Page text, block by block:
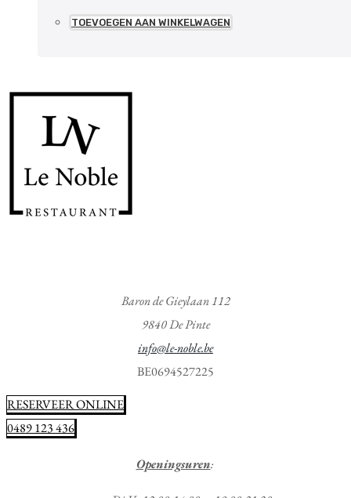
TOEVOEGEN AAN WINKELWAGEN
Baron de Gieylaan 112
9840 De Pinte
info@le-noble.be
BE0694527225
RESERVEER ONLINE
0489 123 436
Openingsuren: